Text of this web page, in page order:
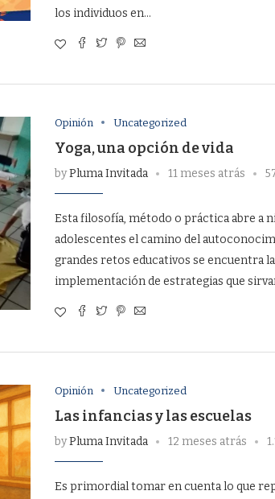
los individuos en…
Opinión Uncategorized
Yoga, una opción de vida
byPluma Invitada 11 meses atrás
Esta filosofía, método o práctica abre a
adolescentes el camino del
grandes retos educativos se encuentra la
implementación de estrategias que
Opinión Uncategorized
Las infancias y las escuelas
byPluma Invitada 12 meses atrás
Es primordial tomar en cuenta lo que